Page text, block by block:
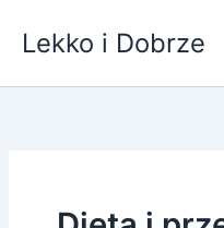
Lekko i Dobrze